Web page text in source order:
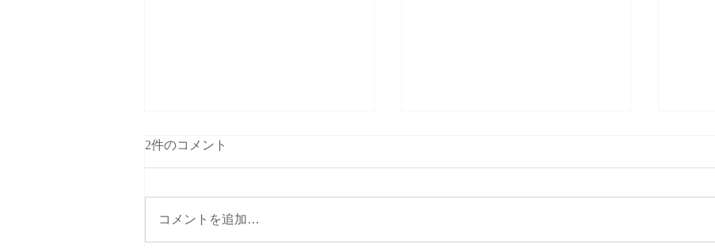
2件のコメント
コメントを追加…